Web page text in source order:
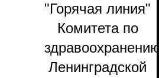
"Горячая линия"
Комитета по
здравоохранению
Ленинградской